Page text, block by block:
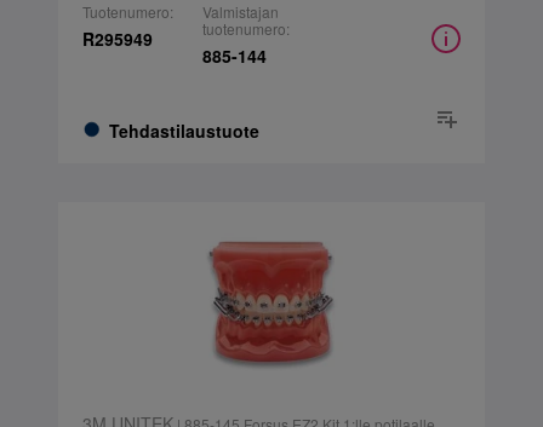
Tuotenumero:
R295949
Tehdastilaustuote
Valmistajan
tuotenumero:
885-144